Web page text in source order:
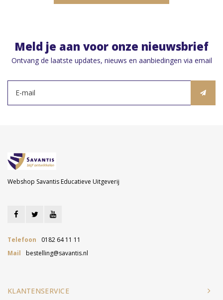
Meld je aan voor onze nieuwsbrief
Ontvang de laatste updates, nieuws en aanbiedingen via email
Webshop Savantis Educatieve Uitgeverij
Telefoon
0182 64 11 11
Mail
bestelling@savantis.nl
KLANTENSERVICE